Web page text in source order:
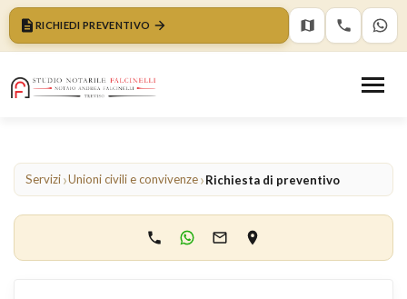
RICHIEDI PREVENTIVO
Servizi›Unioni civili e convivenze›Richiesta di preventivo